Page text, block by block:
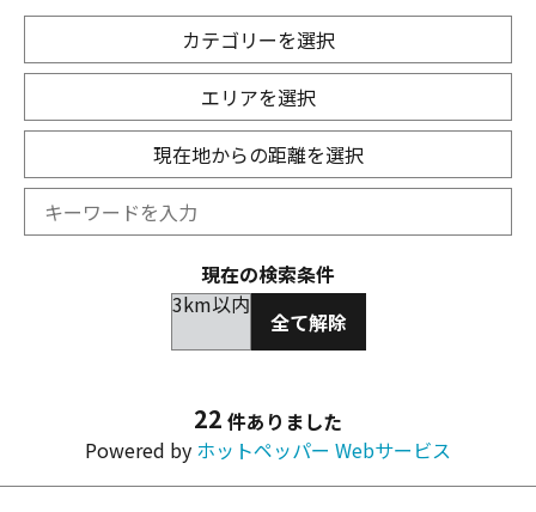
カテゴリーを選択
エリアを選択
現在地からの距離を選択
現在の検索条件
3km以内
全て解除
22 件ありました
Powered by ホットペッパー Webサービス